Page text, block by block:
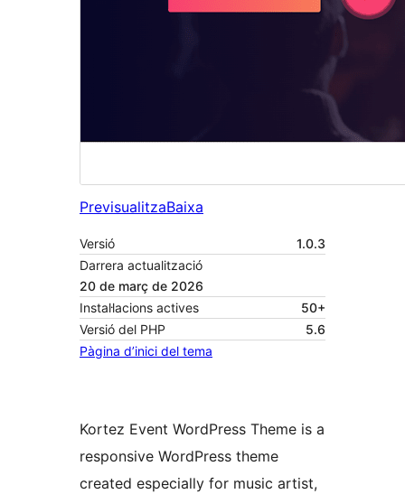
PrevisualitzaBaixa
Versió
1.0.3
Darrera actualització
20 de març de 2026
Instal·lacions actives
50+
Versió del PHP
5.6
Pàgina d’inici del tema
Kortez Event WordPress Theme is a
responsive WordPress theme
created especially for music artist,